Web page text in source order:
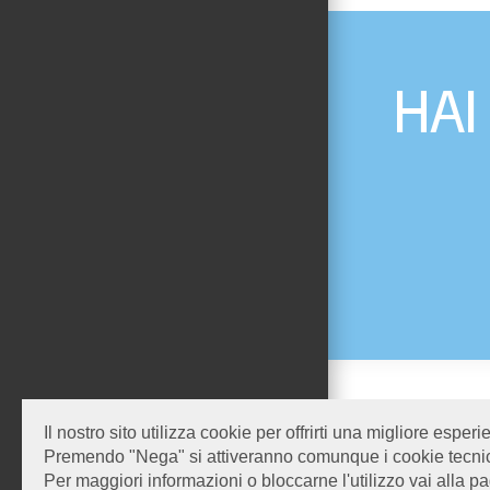
GEL
Via
Email:
Il nostro sito utilizza cookie per offrirti una migliore
Premendo "Nega" si attiveranno comunque i cookie
Per maggiori informazioni o bloccarne l'utilizzo vai alla